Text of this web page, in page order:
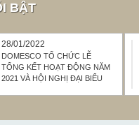
BẬT
28/01/2022
DOMESCO TỔ CHỨC LỄ
TỔNG KẾT HOẠT ĐỘNG NĂM
2021 VÀ HỘI NGHỊ ĐẠI BIỂU